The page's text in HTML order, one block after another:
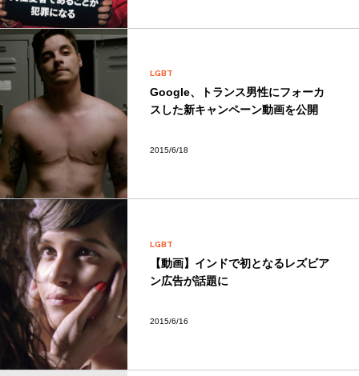
LGBT
Google、トランス男性にフォーカ
スした新キャンペーン動画を公開
2015/6/18
LGBT
【動画】インドで初となるレズビア
ン広告が話題に
2015/6/16